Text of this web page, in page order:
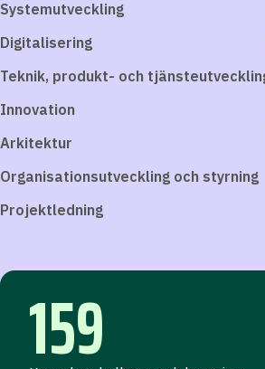
Systemutveckling
Digitalisering
Teknik, produkt- och
Innovation
Arkitektur
Organisationsutveckling och styrning
Projektledning
159